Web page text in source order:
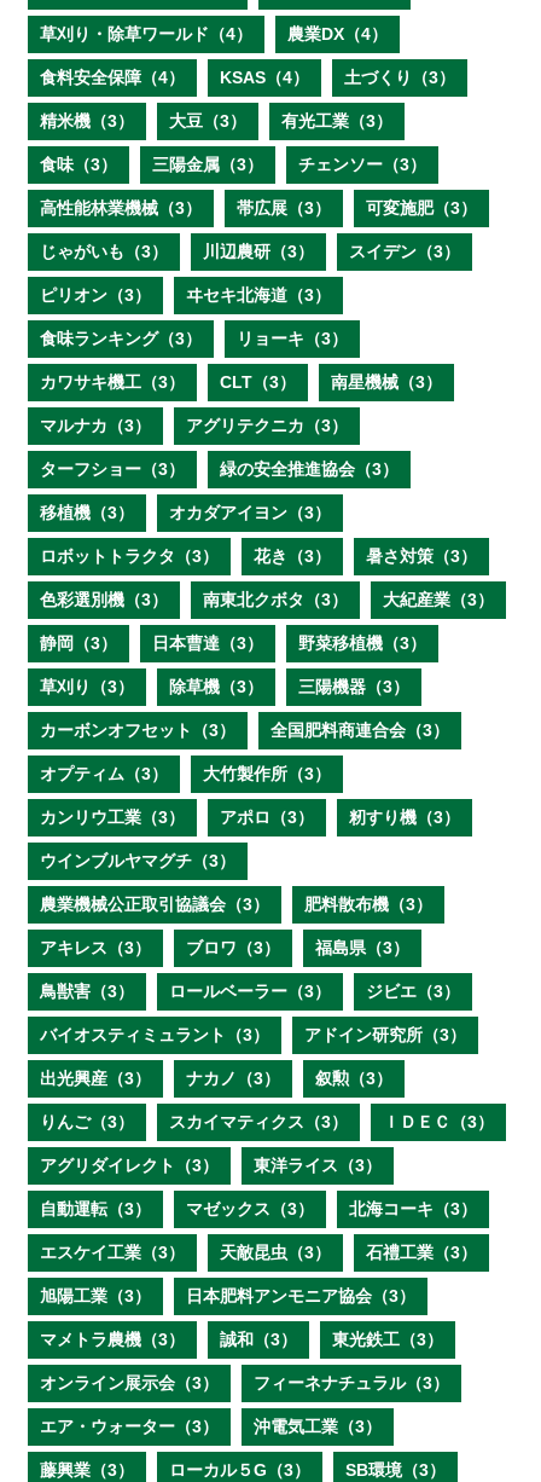
草刈り・除草ワールド（4） 農業DX（4）
食料安全保障（4） KSAS（4） 土づくり（3）
精米機（3） 大豆（3） 有光工業（3）
食味（3） 三陽金属（3） チェンソー（3）
高性能林業機械（3） 帯広展（3） 可変施肥（3）
じゃがいも（3） 川辺農研（3） スイデン（3）
ピリオン（3） ヰセキ北海道（3）
食味ランキング（3） リョーキ（3）
カワサキ機工（3） CLT（3） 南星機械（3）
マルナカ（3） アグリテクニカ（3）
ターフショー（3） 緑の安全推進協会（3）
移植機（3） オカダアイヨン（3）
ロボットトラクタ（3） 花き（3） 暑さ対策（3）
色彩選別機（3） 南東北クボタ（3） 大紀産業（3）
静岡（3） 日本曹達（3） 野菜移植機（3）
草刈り（3） 除草機（3） 三陽機器（3）
カーボンオフセット（3） 全国肥料商連合会（3）
オプティム（3） 大竹製作所（3）
カンリウ工業（3） アポロ（3） 籾すり機（3）
ウインブルヤマグチ（3）
農業機械公正取引協議会（3） 肥料散布機（3）
アキレス（3） ブロワ（3） 福島県（3）
鳥獣害（3） ロールベーラー（3） ジビエ（3）
バイオスティミュラント（3） アドイン研究所（3）
出光興産（3） ナカノ（3） 叙勲（3）
りんご（3） スカイマティクス（3） ＩＤＥＣ（3）
アグリダイレクト（3） 東洋ライス（3）
自動運転（3） マゼックス（3） 北海コーキ（3）
エスケイ工業（3） 天敵昆虫（3） 石禮工業（3）
旭陽工業（3） 日本肥料アンモニア協会（3）
マメトラ農機（3） 誠和（3） 東光鉄工（3）
オンライン展示会（3） フィーネナチュラル（3）
エア・ウォーター（3） 沖電気工業（3）
藤興業（3） ローカル５G（3） SB環境（3）